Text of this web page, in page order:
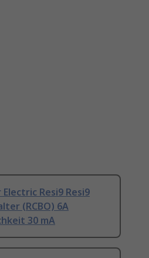
Resi9 Resi9
(RCBO) 6A
30 mA